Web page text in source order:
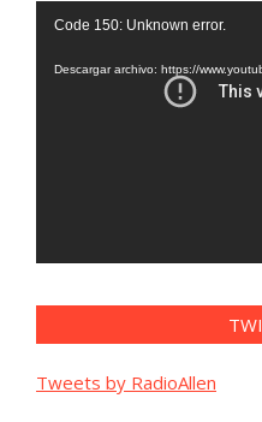
Reproductor
vídeo
Code 150: Unknown error.
Descargar archivo: https://
Tweets by RadioAllen